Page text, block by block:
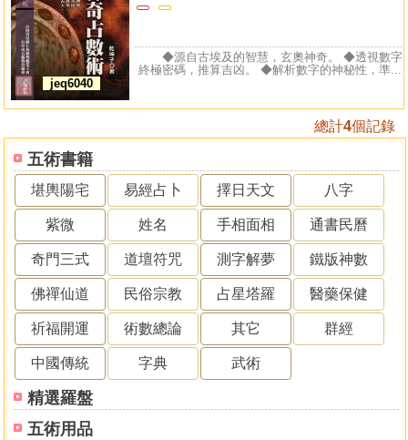
五術書籍
堪輿陽宅 易經占卜 擇日天文 八字
紫微 姓名 手相面相 通書民曆
奇門三式 道壇符咒 測字解夢 鐵版神數
佛禪仙道 民俗宗教 占星塔羅 醫藥保健
祈福開運 術數總論 其它 群經
中國傳統 字典 武術
精選羅盤
五術用品
jeq6040
◆源自古埃及的智慧，玄奧神奇。 ◆透視數字
終極密碼，推算吉凶。 ◆解析數字的神秘性，準...
總計4個記錄